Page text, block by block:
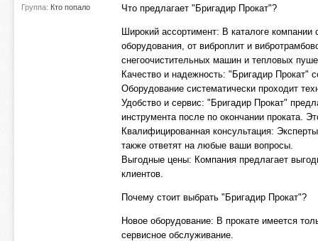
Группа: Кто попало Что предлагает "Бригадир Прокат"?
Широкий ассортимент: В каталоге
оборудования, от виброплит и
снегоочистительных машин и тепловых
Качество и надежность: "Бригадир
Оборудование систематически проходит
Удобство и сервис: "Бригадир Прокат"
инструмента после по окончании проката.
Квалифицированная консультация:
также ответят на любые ваши вопросы.
Выгодные цены: Компания предлагает
клиентов.
Почему стоит выбрать "Бригадир Прокат"?
Новое оборудование: В прокате имеется
сервисное обслуживание.